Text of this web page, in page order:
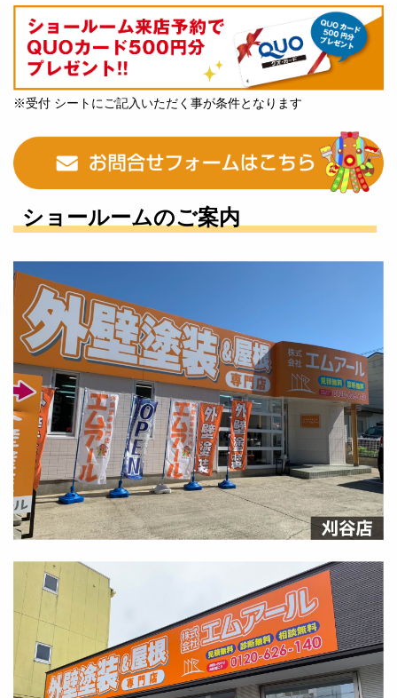
※受付 シートにご記入いただく事が条件となります
ショールームのご案内